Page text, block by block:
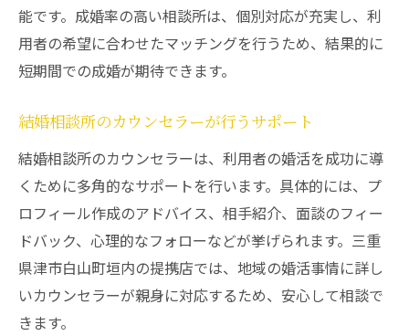
能です。成婚率の高い相談所は、個別対応が充実し、利
用者の希望に合わせたマッチングを行うため、結果的に
短期間での成婚が期待できます。
結婚相談所のカウンセラーが行うサポート
結婚相談所のカウンセラーは、利用者の婚活を成功に導
くために多角的なサポートを行います。具体的には、プ
ロフィール作成のアドバイス、相手紹介、面談のフィー
ドバック、心理的なフォローなどが挙げられます。三重
県津市白山町垣内の提携店では、地域の婚活事情に詳し
いカウンセラーが親身に対応するため、安心して相談で
きます。